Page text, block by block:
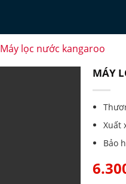
Máy lọc nước kangaroo
MÁY
Xuất
Bảo